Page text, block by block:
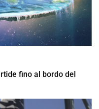
fino al bordo del